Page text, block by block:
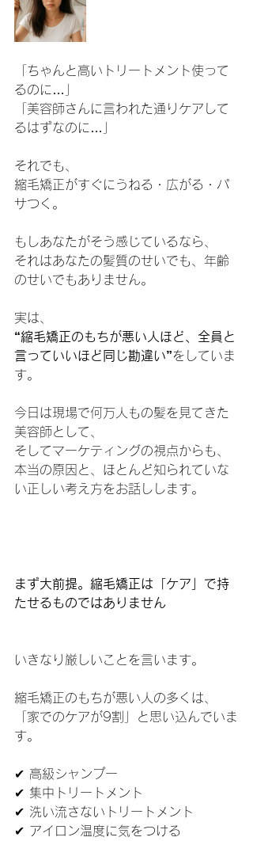
「ちゃんと高いトリートメント使って
るのに…」
「美容師さんに言われた通りケアして
るはずなのに…」
それでも、
縮毛矯正がすぐにうねる・広がる・パ
サつく。
もしあなたがそう感じているなら、
それはあなたの髪質のせいでも、年齢
のせいでもありません。
実は、
“縮毛矯正のもちが悪い人ほど、全員と
言っていいほど同じ勘違い”をしていま
す。
今日は現場で何万人もの髪を見てきた
美容師として、
そしてマーケティングの視点からも、
本当の原因と、ほとんど知られていな
い正しい考え方をお話しします。
まず大前提。縮毛矯正は「ケア」で持
たせるものではありません
いきなり厳しいことを言います。
縮毛矯正のもちが悪い人の多くは、
「家でのケアが9割」と思い込んでいま
す。
✔ 高級シャンプー
✔ 集中トリートメント
✔ 洗い流さないトリートメント
✔ アイロン温度に気をつける